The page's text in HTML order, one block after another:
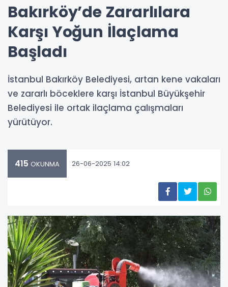
Bakırköy’de Zararlılara
Karşı Yoğun İlaçlama
Başladı
İstanbul Bakırköy Belediyesi, artan kene vakaları
ve zararlı böceklere karşı İstanbul Büyükşehir
Belediyesi ile ortak ilaçlama çalışmaları
yürütüyor.
415 OKUNMA 26-06-2025 14:02